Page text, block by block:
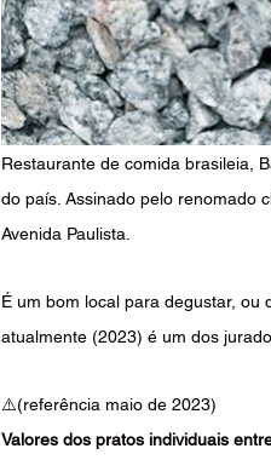
Restaurante de comida brasileia,
do país. Assinado pelo renomado
Avenida Paulista.
É um bom local para degustar, ou
atualmente (2023) é um dos
⚠️(referência maio de 2023)
Valores dos pratos individuais